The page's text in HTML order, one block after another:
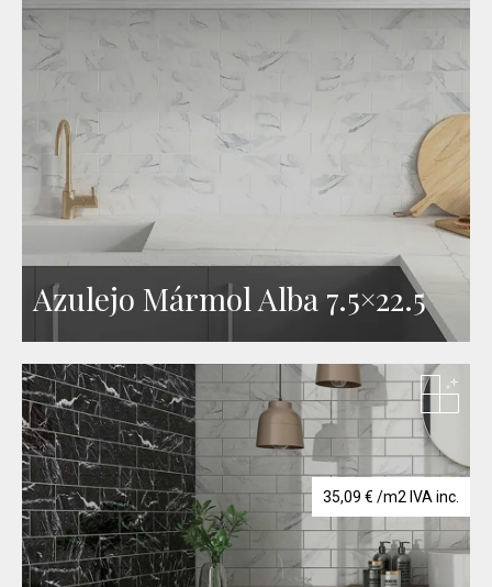
Azulejo Mármol Alba 7.5×22.5
35,09 € /m2 IVA inc.